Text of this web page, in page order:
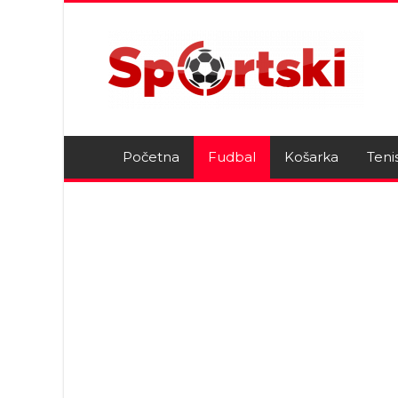
Početna Fudbal Košarka